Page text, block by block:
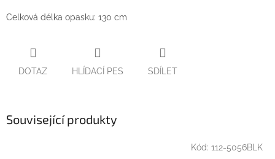
Celková délka opasku: 130 cm
DOTAZ HLÍDACÍ PES SDÍLET
Související produkty
Kód: 112-5056BLK